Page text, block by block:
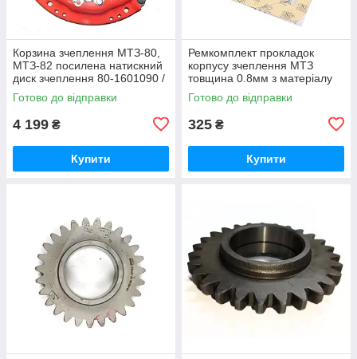
Корзина зчеплення МТЗ-80,
МТЗ-82 посилена натискний
диск зчеплення 80-1601090 /
80-1601090-А
Готово до відправки
4 199 ₴
Купити
Ремкомплект прокладок
корпусу зчеплення МТЗ
товщина 0.8мм з матеріалу
AEROFLEX-231 (вир-во
Україна) Р/к прокладок
Готово до відправки
325 ₴
Купити